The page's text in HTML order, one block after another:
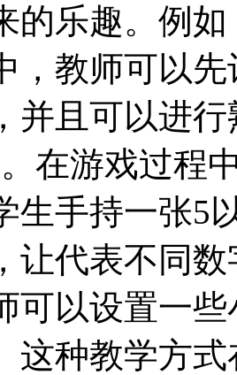
的乐趣。例
，教师可以
并且可以进
在游戏过程
生手持一张5
让代表不同
可以设置一
这种教学方